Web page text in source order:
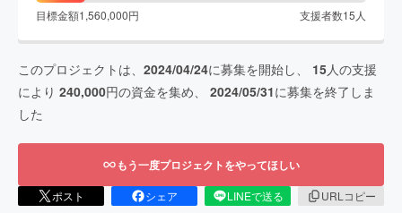
目標金額1,560,000円 支援者数15 人
このプロジェクトは、 2024/04/24に募集を開始し、 15人の支援
により 240,000円の資金を集め、 2024/05/31に募集を終了しま
した
もう一度プロジェクトをやってほしい
ポスト シェア LINEで送る
URLコピー